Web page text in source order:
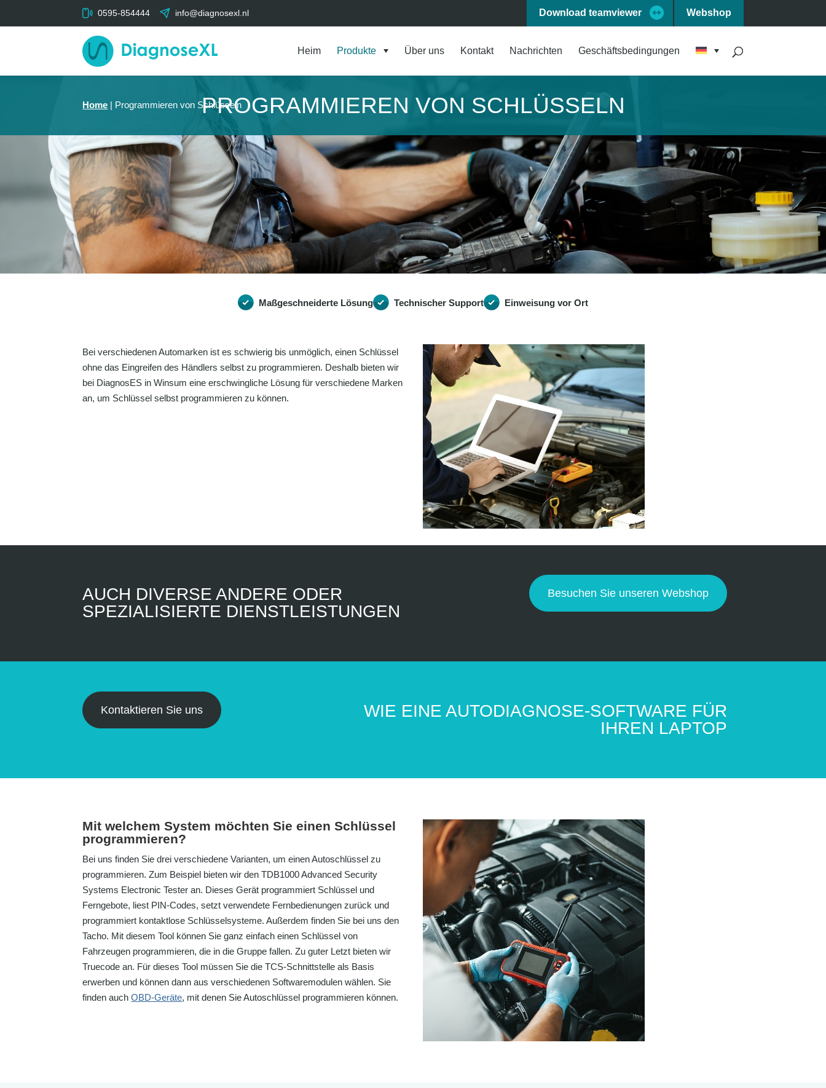
0595-854444 info@diagnosexl.nl Download teamviewer Webshop
Heim Produkte Über uns Kontakt Nachrichten Geschäftsbedingungen
PROGRAMMIEREN VON SCHLÜSSELN
Home | Programmieren von Schlüsseln
Maßgeschneiderte Lösung Technischer Support Einweisung vor Ort
Bei verschiedenen Automarken ist es schwierig bis unmöglich, einen Schlüssel
ohne das Eingreifen des Händlers selbst zu programmieren. Deshalb bieten wir
bei DiagnosES in Winsum eine erschwingliche Lösung für verschiedene Marken
an, um Schlüssel selbst programmieren zu können.
AUCH DIVERSE ANDERE ODER
SPEZIALISIERTE DIENSTLEISTUNGEN
Besuchen Sie unseren Webshop
Kontaktieren Sie uns
WIE EINE AUTODIAGNOSE-SOFTWARE FÜR
IHREN LAPTOP
Mit welchem System möchten Sie einen Schlüssel
programmieren?
Bei uns finden Sie drei verschiedene Varianten, um einen Autoschlüssel zu
programmieren. Zum Beispiel bieten wir den TDB1000 Advanced Security
Systems Electronic Tester an. Dieses Gerät programmiert Schlüssel und
Ferngebote, liest PIN-Codes, setzt verwendete Fernbedienungen zurück und
programmiert kontaktlose Schlüsselsysteme. Außerdem finden Sie bei uns den
Tacho. Mit diesem Tool können Sie ganz einfach einen Schlüssel von
Fahrzeugen programmieren, die in die Gruppe fallen. Zu guter Letzt bieten wir
Truecode an. Für dieses Tool müssen Sie die TCS-Schnittstelle als Basis
erwerben und können dann aus verschiedenen Softwaremodulen wählen. Sie
finden auchOBD-Geräte, mit denen Sie Autoschlüssel programmieren können.